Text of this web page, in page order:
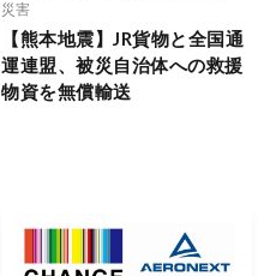
災害
【熊本地震】JR貨物と全国通
運連盟、被災自治体への救援
物資を無償輸送